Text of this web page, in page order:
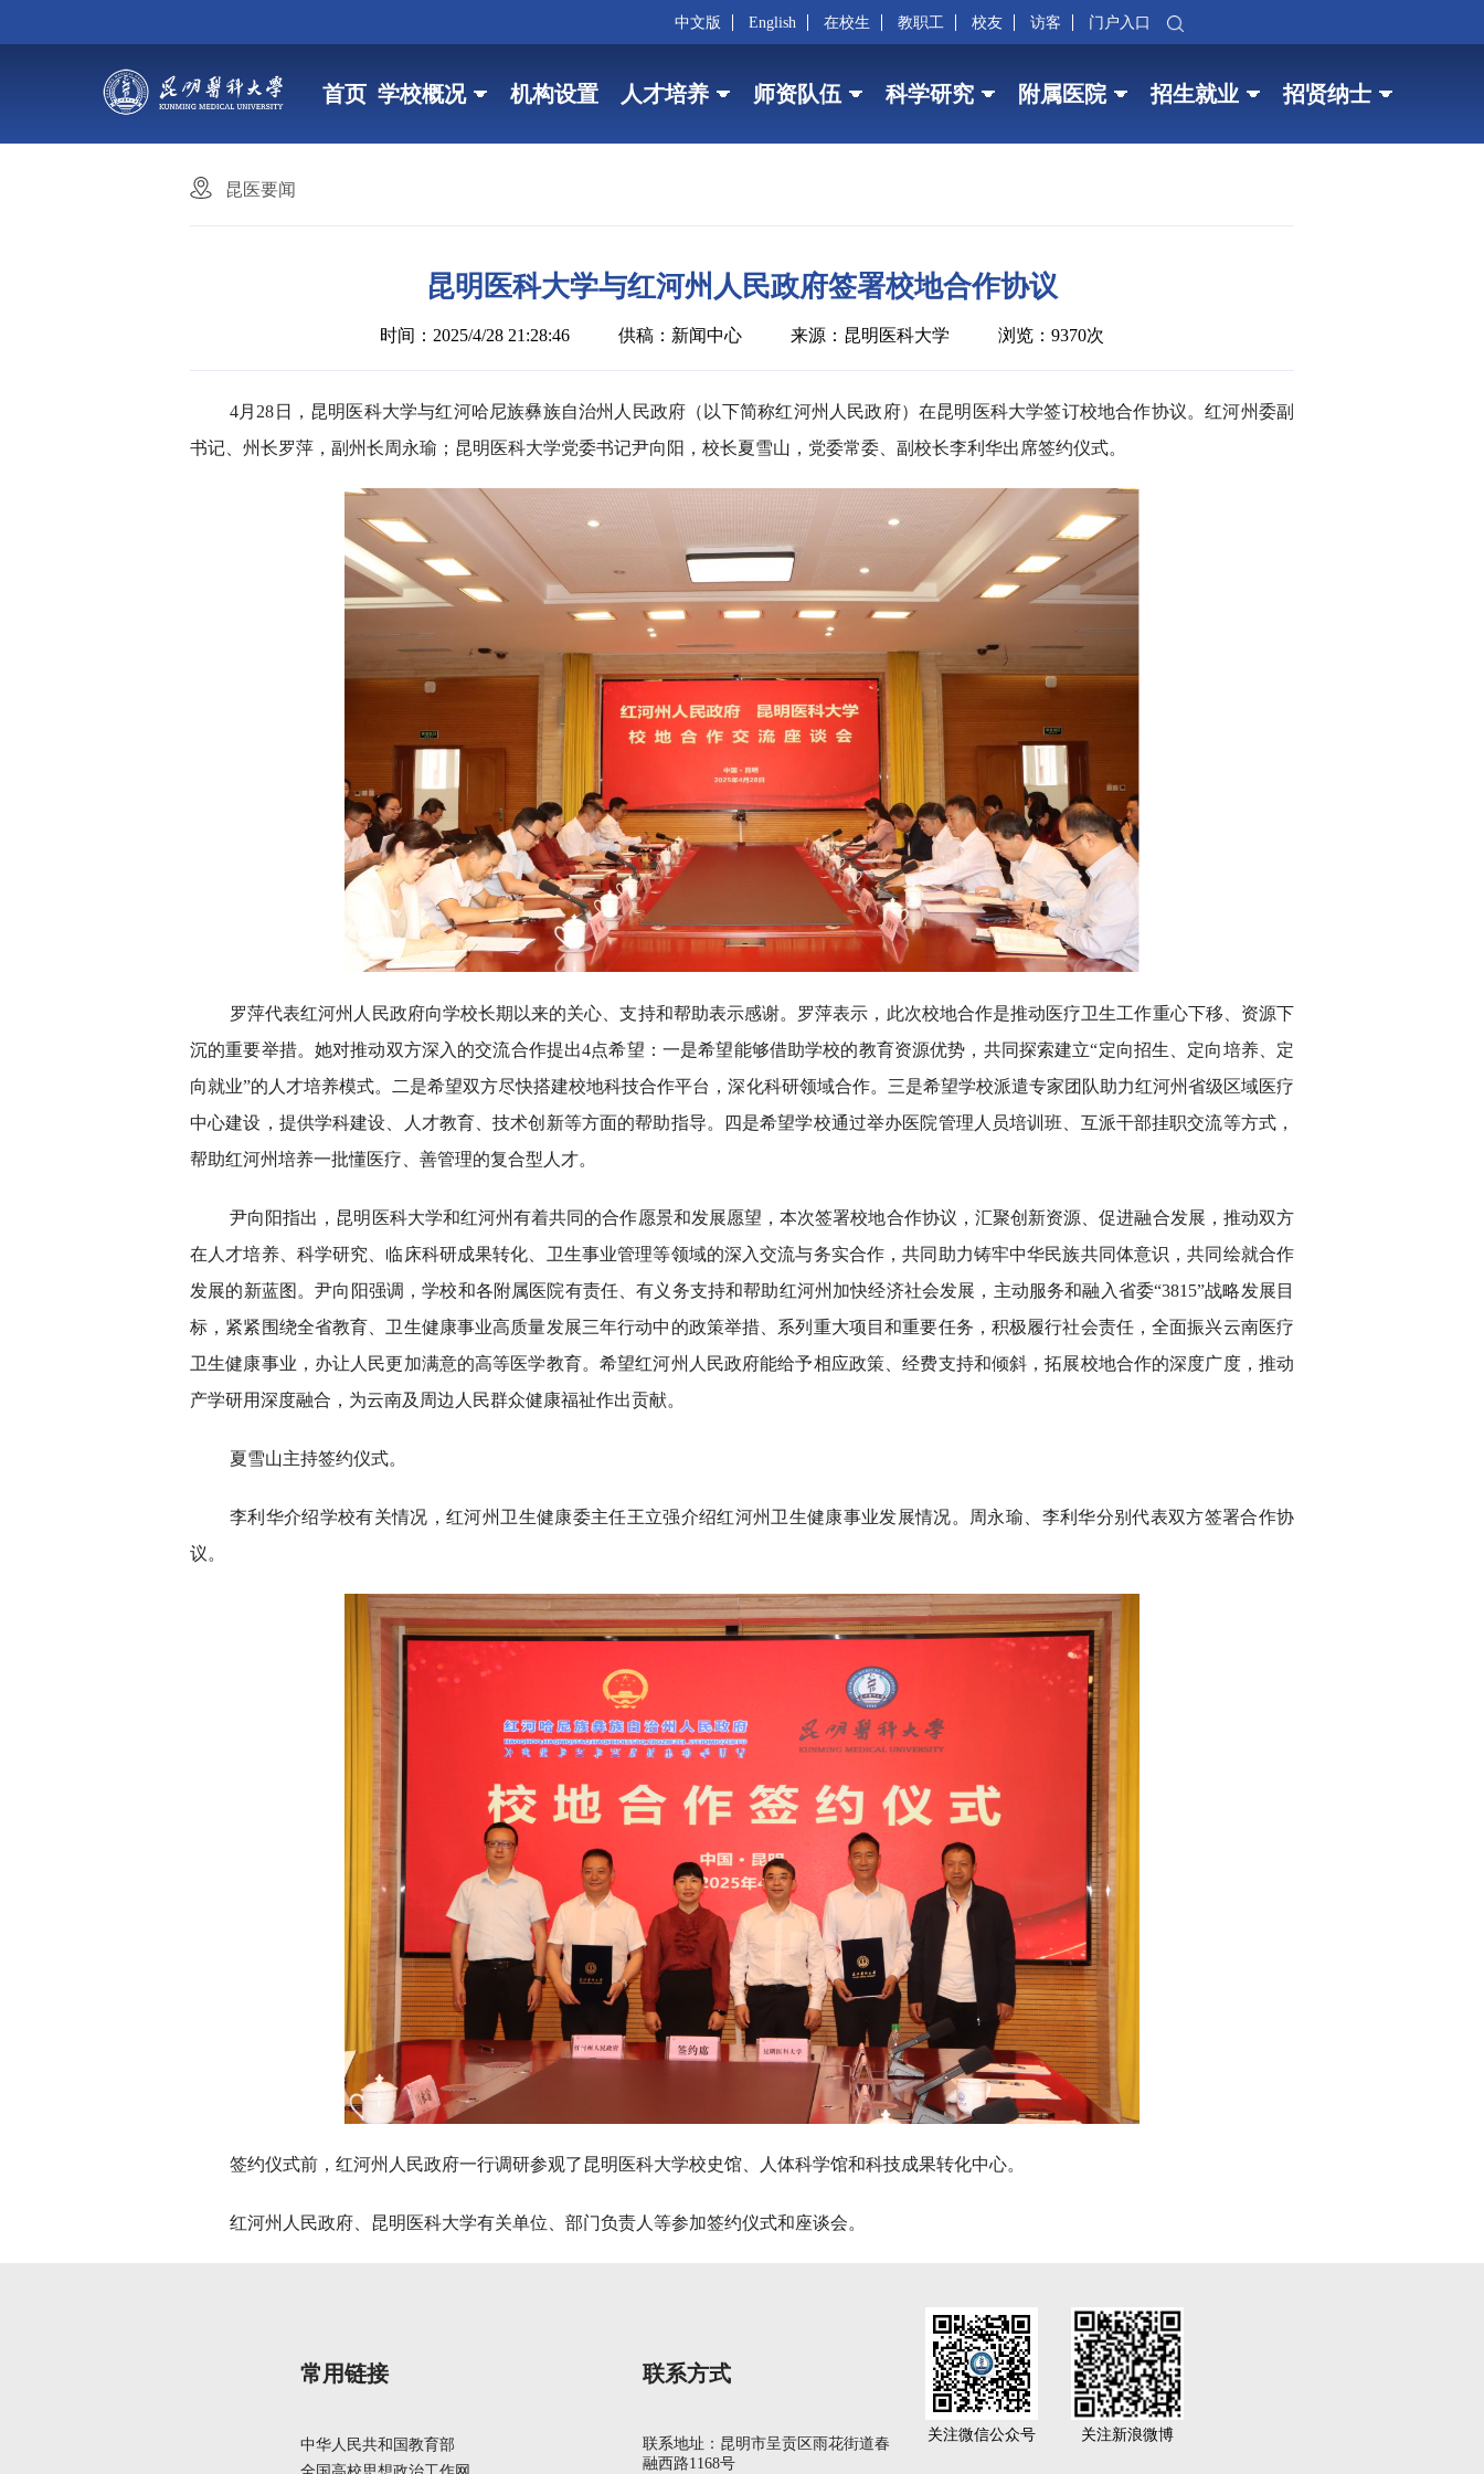
中文版 English 在校生 教职工 校友 访客 门户入口
首页 学校概况 机构设置 人才培养 师资队伍 科学研究 附属医院 招生就业 招贤纳士
昆医要闻
昆明医科大学与红河州人民政府签署校地合作协议
时间：2025/4/28 21:28:46 供稿：新闻中心 来源：昆明医科大学 浏览：9370次
4月28日，昆明医科大学与红河哈尼族彝族自治州人民政府（以下简称红河州人民政府）在昆明医科大学签订校地合作协议。红河州委副
书记、州长罗萍，副州长周永瑜；昆明医科大学党委书记尹向阳，校长夏雪山，党委常委、副校长李利华出席签约仪式。
罗萍代表红河州人民政府向学校长期以来的关心、支持和帮助表示感谢。罗萍表示，此次校地合作是推动医疗卫生工作重心下移、资源下
沉的重要举措。她对推动双方深入的交流合作提出4点希望：一是希望能够借助学校的教育资源优势，共同探索建立“定向招生、定向培养、定
向就业”的人才培养模式。二是希望双方尽快搭建校地科技合作平台，深化科研领域合作。三是希望学校派遣专家团队助力红河州省级区域医疗
中心建设，提供学科建设、人才教育、技术创新等方面的帮助指导。四是希望学校通过举办医院管理人员培训班、互派干部挂职交流等方式，
帮助红河州培养一批懂医疗、善管理的复合型人才。
尹向阳指出，昆明医科大学和红河州有着共同的合作愿景和发展愿望，本次签署校地合作协议，汇聚创新资源、促进融合发展，推动双方
在人才培养、科学研究、临床科研成果转化、卫生事业管理等领域的深入交流与务实合作，共同助力铸牢中华民族共同体意识，共同绘就合作
发展的新蓝图。尹向阳强调，学校和各附属医院有责任、有义务支持和帮助红河州加快经济社会发展，主动服务和融入省委“3815”战略发展目
标，紧紧围绕全省教育、卫生健康事业高质量发展三年行动中的政策举措、系列重大项目和重要任务，积极履行社会责任，全面振兴云南医疗
卫生健康事业，办让人民更加满意的高等医学教育。希望红河州人民政府能给予相应政策、经费支持和倾斜，拓展校地合作的深度广度，推动
产学研用深度融合，为云南及周边人民群众健康福祉作出贡献。
夏雪山主持签约仪式。
李利华介绍学校有关情况，红河州卫生健康委主任王立强介绍红河州卫生健康事业发展情况。周永瑜、李利华分别代表双方签署合作协
议。
签约仪式前，红河州人民政府一行调研参观了昆明医科大学校史馆、人体科学馆和科技成果转化中心。
红河州人民政府、昆明医科大学有关单位、部门负责人等参加签约仪式和座谈会。
常用链接
中华人民共和国教育部
联系方式
联系地址：昆明市呈贡区雨花街道春
融西路1168号
关注微信公众号 关注新浪微博